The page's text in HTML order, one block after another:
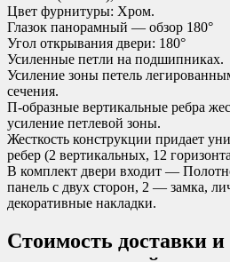
Цвет фурнитуры: Хром.
Глазок панорамный — обзор 180°
Угол открывания двери: 180°
Усиленные петли на подшипниках.
Усиление зоны петель
сечения.
П-образные вертикальные ребра
усиление петлевой зоны.
Жесткость конструкции придает
ребер (2 вертикальных, 12
В комплект двери входит —
панель с двух сторон, 2 — замка,
декоративные накладки.
Стоимость доставки и